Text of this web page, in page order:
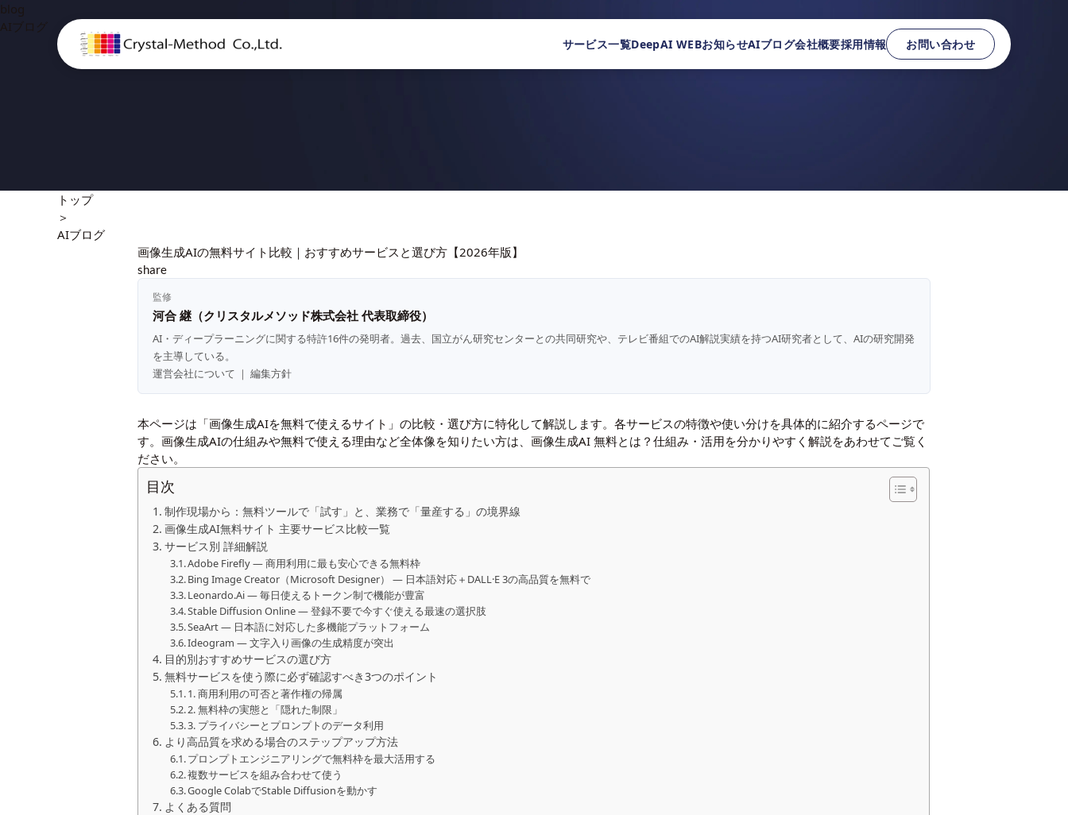
サービス一覧DeepAI WEBお知らせAIブログ会社概要採用情報 お問い合わせ
blog
AIブログ
トップ
＞
AIブログ
画像生成AIの無料サイト比較｜おすすめサービスと選び方【2026年版】
share
監修
河合 継（クリスタルメソッド株式会社 代表取締役）
AI・ディープラーニングに関する特許16件の発明者。過去、国立がん研究センターとの共同研究や、テレビ番組でのAI解説実績を持つAI研究者として、AIの研究開発
を主導している。
運営会社について ｜編集方針
本ページは「画像生成AIを無料で使えるサイト」の比較・選び方に特化して解説します。各サービスの特徴や使い分けを具体的に紹介するページで
す。画像生成AIの仕組みや無料で使える理由など全体像を知りたい方は、画像生成AI 無料とは？仕組み・活用を分かりやすく解説をあわせてご覧く
ださい。
目次
制作現場から：無料ツールで「試す」と、業務で「量産する」の境界線
画像生成AI無料サイト 主要サービス比較一覧
サービス別 詳細解説
Adobe Firefly ― 商用利用に最も安心できる無料枠
Bing Image Creator（Microsoft Designer） ― 日本語対応＋DALL·E 3の高品質を無料で
Leonardo.Ai ― 毎日使えるトークン制で機能が豊富
Stable Diffusion Online ― 登録不要で今すぐ使える最速の選択肢
SeaArt ― 日本語に対応した多機能プラットフォーム
Ideogram ― 文字入り画像の生成精度が突出
目的別おすすめサービスの選び方
無料サービスを使う際に必ず確認すべき3つのポイント
1. 商用利用の可否と著作権の帰属
2. 無料枠の実態と「隠れた制限」
3. プライバシーとプロンプトのデータ利用
より高品質を求める場合のステップアップ方法
プロンプトエンジニアリングで無料枠を最大活用する
複数サービスを組み合わせて使う
Google ColabでStable Diffusionを動かす
よくある質問